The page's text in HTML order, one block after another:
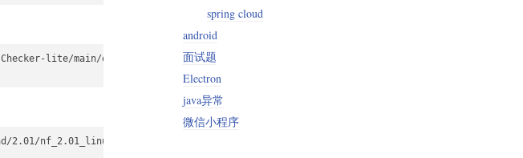
lite/main/openai_check_lite.sh")
nf_2.01_linux_amd64 && chmod +x nf && clear && ./nf
spring cloud
android
面试题
Electron
java异常
微信小程序